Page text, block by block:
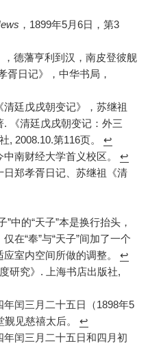
，1899年5月6日，第3
，德藩亨利到汉，南皮登彼舰
胥日记》，中华书局，
廷戊戌朝变记》，苏继祖
《清廷戊戌朝变记：外三
, 2008.10.第116页。↩︎
中南财经大学首义校区。↩︎
日郑孝胥日记、苏继祖《清
中的“天子”本是换行抬头，
在“奉”与“天子”间加了一个
应室内空间所做的调整。↩︎
研究》. 上海书店出版社,
闰三月二十五日（1898年5
觐见慈禧太后。↩︎
闰三月二十五日和四月初